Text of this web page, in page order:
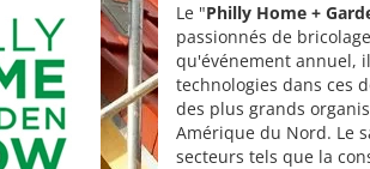
Le "Philly Home +
passionnés de
qu'événement annuel,
technologies dans ces
des plus grands
Amérique du Nord. Le
secteurs tels que la